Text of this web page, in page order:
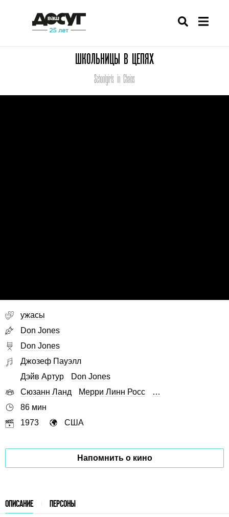
ШКОЛЬНИЦЫ В ЦЕПЯХ
Schoolgirls in Chains
ужасы
Don Jones
Don Jones
Джозеф Пауэлл
Дэйв Артур
Don Jones
Сюзанн Ланд
Мерри Линн Росс
…
86 мин
1973
США
Напомнить о кино
ОПИСАНИЕ ПЕРСОНЫ